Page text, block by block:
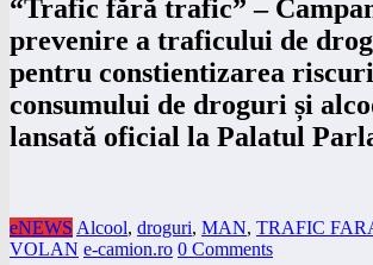
“Trafic fără trafic” –
prevenire a traficului de
pentru constientizarea
consumului de droguri și
lansată oficial la Palatul
eNEWS Alcool, droguri, MAN, TRAFIC
VOLAN e-camion.ro 0 Comments